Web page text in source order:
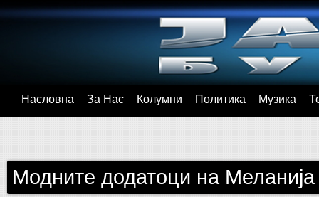
Насловна За Нас Колумни Политика Музика
Модните додатоци на